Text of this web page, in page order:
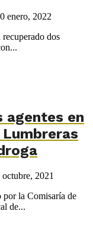
enero, 2022
dos
agentes en
octubre, 2021
por la Comisaría de
de...